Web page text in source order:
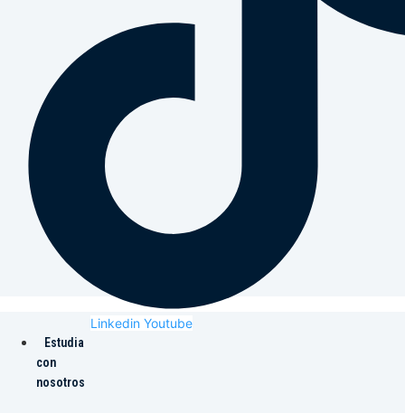
Linkedin Youtube
Estudia
con
nosotros